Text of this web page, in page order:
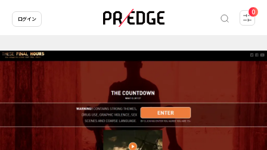
0
ログイン